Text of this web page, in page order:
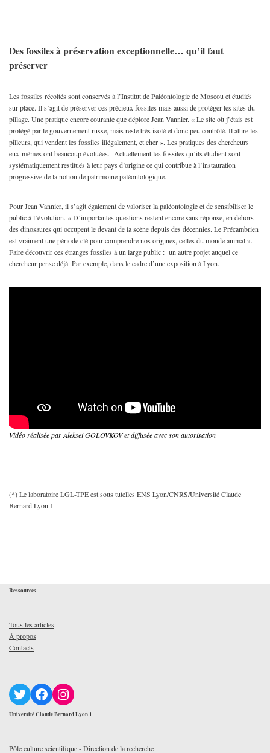
Des fossiles à préservation exceptionnelle… qu’il faut
préserver
Les fossiles récoltés sont conservés à l’Institut de Paléontologie de Moscou et étudiés
sur place. Il s’agit de préserver ces précieux fossiles mais aussi de protéger les sites du
pillage. Une pratique encore courante que déplore Jean Vannier. « Le site où j’étais est
protégé par le gouvernement russe, mais reste très isolé et donc peu contrôlé. Il attire les
pilleurs, qui vendent les fossiles illégalement, et cher ». Les pratiques des chercheurs
eux-mêmes ont beaucoup évoluées. Actuellement les fossiles qu’ils étudient sont
systématiquement restitués à leur pays d’origine ce qui contribue à l’instauration
progressive de la notion de patrimoine paléontologique.
Pour Jean Vannier, il s’agit également de valoriser la paléontologie et de sensibiliser le
public à l’évolution. « D’importantes questions restent encore sans réponse, en dehors
des dinosaures qui occupent le devant de la scène depuis des décennies. Le Précambrien
est vraiment une période clé pour comprendre nos origines, celles du monde animal ».
Faire découvrir ces étranges fossiles à un large public : un autre projet auquel ce
chercheur pense déjà. Par exemple, dans le cadre d’une exposition à Lyon.
Vidéo réalisée par Aleksei GOLOVKOV et diffusée avec son autorisation
(*) Le laboratoire LGL-TPE est sous tutelles ENS Lyon/CNRS/Université Claude
Bernard Lyon 1
Ressources
Tous les articles
À propos
Contacts
Université Claude Bernard Lyon 1
Pôle culture scientifique - Direction de la recherche